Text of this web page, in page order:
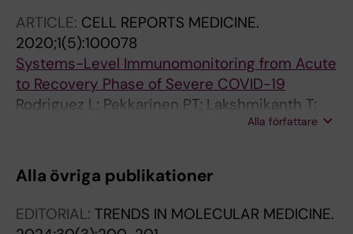
T; Bryceson Y; Eriksson D; Wang J; Marchesi A;
Lakshmikanth T; Campana A; Villani A; Rossi P;
Landegren N; Palma P; Brodin P
ARTICLE: CELL REPORTS MEDICINE.
2020;1(5):100078
Systems-Level Immunomonitoring from Acute
to Recovery Phase of Severe COVID-19
Rodriguez L; Pekkarinen PT; Lakshmikanth T;
Tan Z; Consiglio CR; Pou C; Chen Y; Mugabo
L; Mikes J; Wang J; Kantele A; Hepojoki J;
Vapalahti O; Heinonen S; Kekalainen E; Brodin
P
Alla författare
Alla övriga publikationer
EDITORIAL: TRENDS IN MOLECULAR MEDICINE.